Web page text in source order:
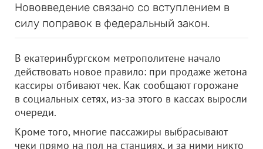
Нововведение связано со вступлением в
силу поправок в федеральный закон.
В екатеринбургском метрополитене начало
действовать новое правило: при продаже жетона
кассиры отбивают чек. Как сообщают горожане
в социальных сетях, из-за этого в кассах выросли
очереди.
Кроме того, многие пассажиры выбрасывают
чеки прямо на пол на станциях, и за ними никто